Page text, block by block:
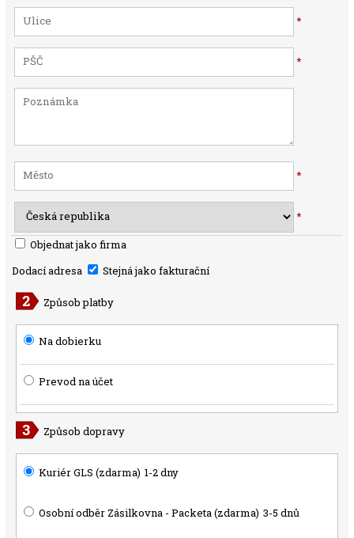
*
*
*
*
Objednat jako firma
Dodací adresa
Stejná jako fakturační
Způsob platby
Na dobierku
Prevod na účet
Způsob dopravy
Kuriér GLS (zdarma) 1-2 dny
Osobní odběr Zásilkovna - Packeta (zdarma) 3-5 dnů